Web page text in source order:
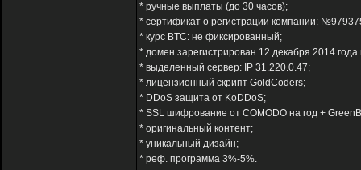
* ручные выплаты (до 30 часов);
* сертификат о регистрации компании:
* курс BTC: не фиксированный;
* домен зарегистрирован 12 декабря 2014 года
* выделенный сервер: IP 31.220.0.47;
* лицензионный скрипт GoldCoders;
* DDoS защита от KoDDoS;
* SSL шифрование от COMODO на год +
* оригинальный контент;
* уникальный дизайн;
* реф. программа 3%-5%.